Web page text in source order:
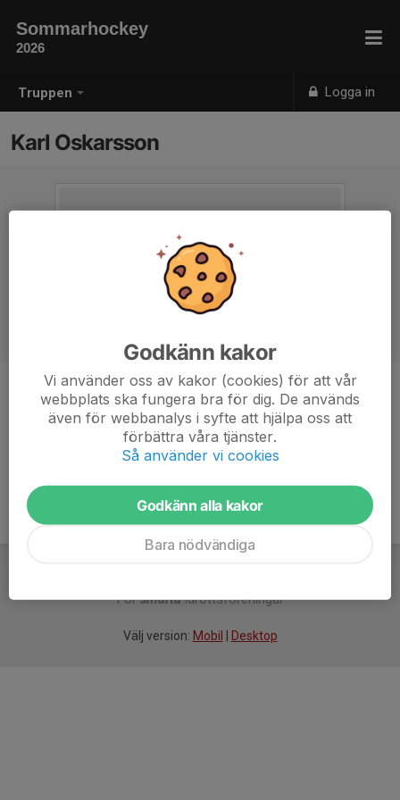
Truppen Logga in
Sommarhockey
2026
Karl Oskarsson
Position
-
35 år
Försmartaidrottsföreningar
Välj version: Mobil Desktop
Godkänn kakor
Vi använder oss av kakor (cookies) för att vår
webbplats ska fungera bra för dig. De används
även för webbanalys i syfte att hjälpa oss att
förbättra våra tjänster.
Så använder vi cookies
Godkänn alla kakor
Bara nödvändiga